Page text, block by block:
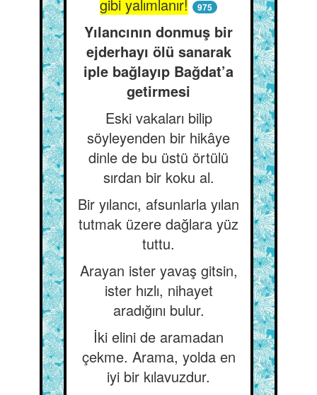
gibi yalımlanır!
975
Yılancının donmuş bir
ejderhayı ölü sanarak
iple bağlayıp Bağdat’a
getirmesi
Eski vakaları bilip
söyleyenden bir hikâye
dinle de bu üstü örtülü
sırdan bir koku al.
Bir yılancı, afsunlarla yılan
tutmak üzere dağlara yüz
tuttu.
Arayan ister yavaş gitsin,
ister hızlı, nihayet
aradığını bulur.
İki elini de aramadan
çekme. Arama, yolda en
iyi bir kılavuzdur.